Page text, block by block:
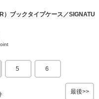
）ブックタイプケース／SIGNATU
5 6
最後>>